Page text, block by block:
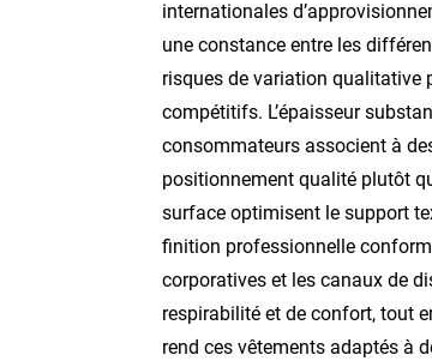
internationales
une constance entre les
risques de variation qualitative
compétitifs. L’épaisseur
consommateurs associent à
positionnement qualité plutôt
surface optimisent le support
finition professionnelle
corporatives et les canaux de
respirabilité et de confort, tout
rend ces vêtements adaptés à